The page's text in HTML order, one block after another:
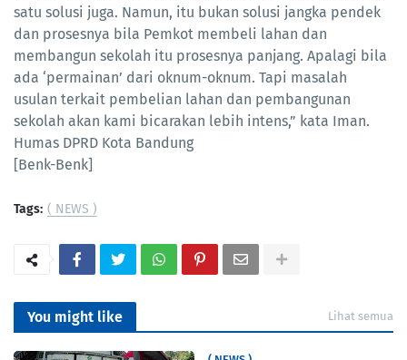
satu solusi juga. Namun, itu bukan solusi jangka pendek
dan prosesnya bila Pemkot membeli lahan dan
membangun sekolah itu prosesnya panjang. Apalagi bila
ada ‘permainan’ dari oknum-oknum. Tapi masalah
usulan terkait pembelian lahan dan pembangunan
sekolah akan kami bicarakan lebih intens,” kata Iman.
Humas DPRD Kota Bandung
[Benk-Benk]
Tags: ( NEWS )
You might like Lihat semua